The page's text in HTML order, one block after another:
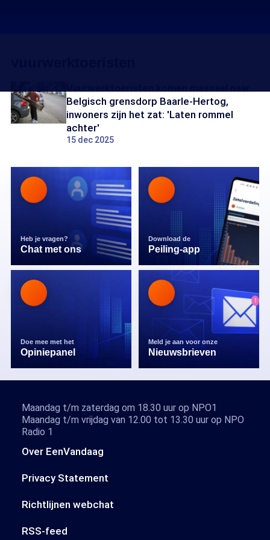
Belgisch grensdorp Baarle-Hertog,
inwoners zijn het zat: 'Laten rommel
achter'
15 dec 2025
Heb je vragen?
Chat met ons
Download de
Peiling-app
Doe mee met het
Opiniepanel
Meld je aan voor onze
Nieuwsbrieven
Over EenVandaag
Privacy Statement
Richtlijnen webchat
RSS-feed
Maandag t/m zaterdag om 18.30 uur op NPO1
Maandag t/m vrijdag van 12.00 tot 13.30 uur op NPO
Radio 1